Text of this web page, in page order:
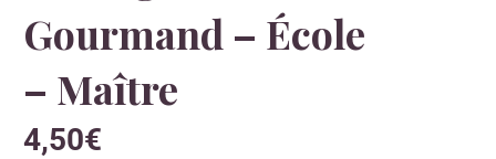
Gourmand – École
– Maître
4,50€